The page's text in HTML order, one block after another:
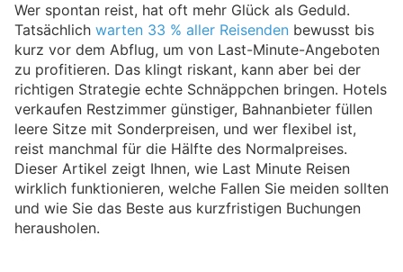
Wer spontan reist, hat oft mehr Glück als Geduld.
Tatsächlich warten 33 % aller Reisenden bewusst bis
kurz vor dem Abflug, um von Last-Minute-Angeboten
zu profitieren. Das klingt riskant, kann aber bei der
richtigen Strategie echte Schnäppchen bringen. Hotels
verkaufen Restzimmer günstiger, Bahnanbieter füllen
leere Sitze mit Sonderpreisen, und wer flexibel ist,
reist manchmal für die Hälfte des Normalpreises.
Dieser Artikel zeigt Ihnen, wie Last Minute Reisen
wirklich funktionieren, welche Fallen Sie meiden sollten
und wie Sie das Beste aus kurzfristigen Buchungen
herausholen.